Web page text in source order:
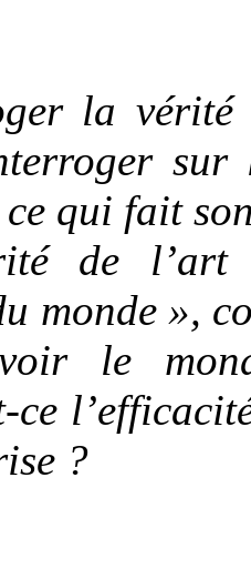
la vérité
sur
qui fait
de
monde »,
voir le
ce
?